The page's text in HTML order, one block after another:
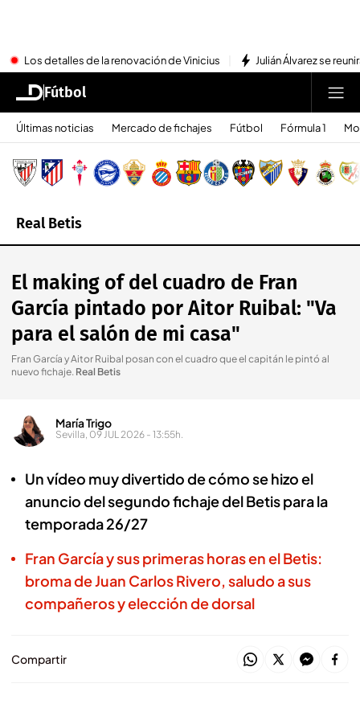
Los detalles de la renovación de Vinicius Julián Álvarez se
Fútbol
Últimas noticias Mercado de fichajes Fútbol Fórmula 1
Real Betis
El making of del cuadro de Fran
García pintado por Aitor Ruibal: "Va
para el salón de mi casa"
Fran García y Aitor Ruibal posan con el cuadro que el capitán le pintó al
nuevo fichaje. Real Betis
María Trigo
Sevilla, 09 JUL 2026 - 13:55h.
Un vídeo muy divertido de cómo se hizo el
anuncio del segundo fichaje del Betis para la
temporada 26/27
Fran García y sus primeras horas en el Betis:
broma de Juan Carlos Rivero, saludo a sus
compañeros y elección de dorsal
Compartir